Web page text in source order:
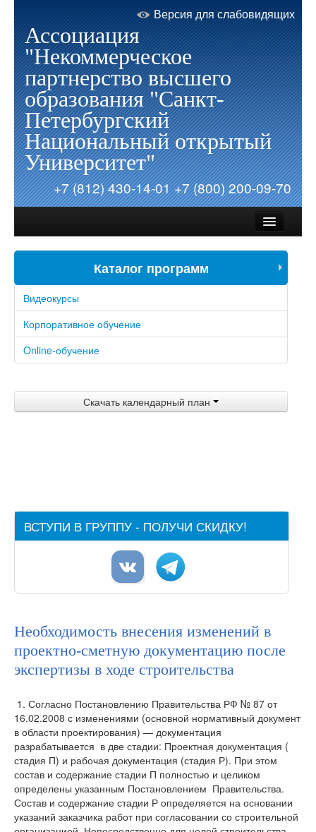
Версия для слабовидящих
Ассоциация
"Некоммерческое
партнерство высшего
образования "Санкт-
Петербургский
Национальный открытый
Университет"
+7 (812) 430-14-01+7 (800) 200-09-70
Об Университете
Запись на обучение
Отзывы
Акции и скидки
Партнеры
Каталог программ
Видеокурсы
Корпоративное обучение
Online-обучение
Скачать календарный план
ВСТУПИ В ГРУППУ - ПОЛУЧИ СКИДКУ!
Необходимость внесения изменений в
проектно-сметную документацию после
экспертизы в ходе строительства
1. Согласно Постановлению Правительства РФ № 87 от
16.02.2008 с изменениями (основной нормативный документ
в области проектирования) — документация
разрабатывается в две стадии: Проектная документация (
стадия П) и рабочая документация (стадия Р). При этом
состав и содержание стадии П полностью и целиком
определены указанным Постановлением Правительства.
Состав и содержание стадии Р определяется на основании
указаний заказчика работ при согласовании со строительной